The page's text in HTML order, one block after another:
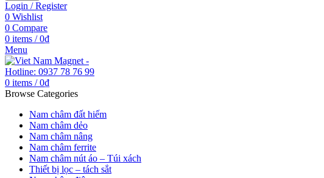
Login / Register
0 Wishlist
0 Compare
0 items / 0₫
Menu
0 items / 0₫
Browse Categories
Nam châm đất hiếm
Nam châm dẻo
Nam châm nâng
Nam châm ferrite
Nam châm nút áo – Túi xách
Thiết bị lọc – tách sắt